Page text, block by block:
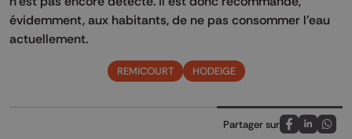
évidemment, aux habitants, de ne pas consommer l'eau
actuellement.
REMICOURT HODEIGE
Partager sur
Partagez sur
Partagez